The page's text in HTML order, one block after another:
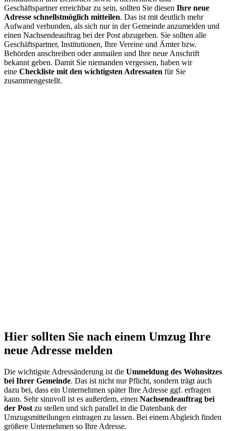
Geschäftspartner erreichbar zu sein, sollten Sie diesen Ihre neue
Adresse schnellstmöglich mitteilen. Das ist mit deutlich mehr
Aufwand verbunden, als sich nur in der Gemeinde anzumelden und
einen Nachsendeauftrag bei der Post abzugeben. Sie sollten alle
Geschäftspartner, Institutionen, Ihre Vereine und Ämter bzw.
Behörden anschreiben oder anmailen und Ihre neue Anschrift
bekannt geben. Damit Sie niemanden vergessen, haben wir
eine Checkliste mit den wichtigsten Adressaten für Sie
zusammengestellt.
Hier sollten Sie nach einem Umzug Ihre
neue Adresse melden
Die wichtigste Adressänderung ist die Ummeldung des Wohnsitzes
bei Ihrer Gemeinde. Das ist nicht nur Pflicht, sondern trägt auch
dazu bei, dass ein Unternehmen später Ihre Adresse ggf. erfragen
kann. Sehr sinnvoll ist es außerdem, einen Nachsendeauftrag bei
der Post zu stellen und sich parallel in die Datenbank der
Umzugsmitteilungen eintragen zu lassen. Bei einem Abgleich finden
größere Unternehmen so Ihre Adresse.